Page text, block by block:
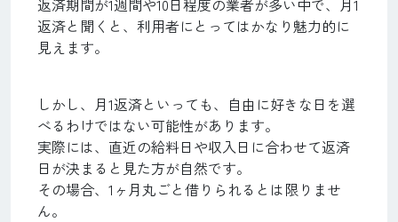
返済と聞くと、利用者にとってはかなり魅力的に
見えます。
しかし、月1返済といっても、自由に好きな日を選
べるわけではない可能性があります。
実際には、直近の給料日や収入日に合わせて返済
日が決まると見た方が自然です。
その場合、1ヶ月丸ごと借りられるとは限りませ
ん。